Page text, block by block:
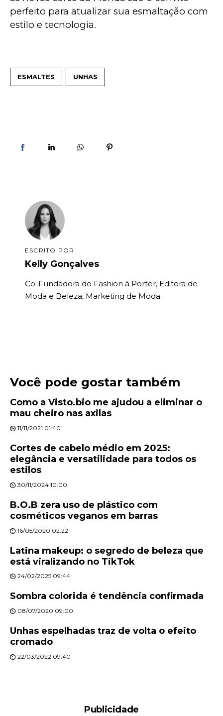
perfeito para atualizar sua esmaltação com
estilo e tecnologia.
ESMALTES UNHAS
ESCRITO POR
Kelly Gonçalves
Co-Fundadora do Fashion à Porter, Editora de
Moda e Beleza, Marketing de Moda.
Você pode gostar também
Como a Visto.bio me ajudou a eliminar o
mau cheiro nas axilas
11/11/2021 01:40
Cortes de cabelo médio em 2025:
elegância e versatilidade para todos os
estilos
30/11/2024 10:00
B.O.B zera uso de plástico com
cosméticos veganos em barras
16/05/2020 02:22
Latina makeup: o segredo de beleza que
está viralizando no TikTok
24/02/2025 09:44
Sombra colorida é tendência confirmada
08/07/2020 09:00
Unhas espelhadas traz de volta o efeito
cromado
22/03/2022 09:40
Publicidade